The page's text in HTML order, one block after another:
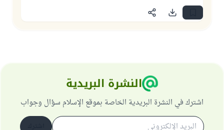
النشرة البريدية
اشترك في النشرة البريدية الخاصة بموقع الإسلام سؤال وجواب